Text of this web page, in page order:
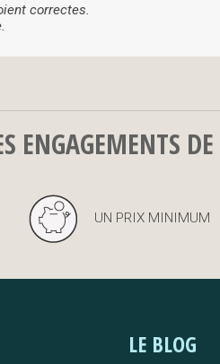
correctes.
ENGAGEMENTS
UN PRIX MINIMUM
LE BLOG